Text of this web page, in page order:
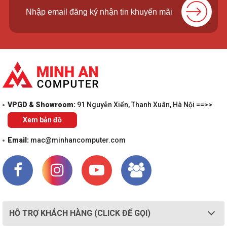
VPGD & Showroom: 91 Nguyễn Xiển, Thanh Xuân, Hà Nội ==>>
Xem bản đồ
Email: mac@minhancomputer.com
HỖ TRỢ KHÁCH HÀNG (CLICK ĐỂ GỌI)